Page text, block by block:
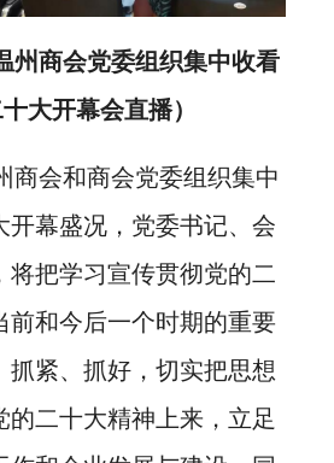
州商会党委组织集中收看
大开幕会直播）
商会和商会党委组织集中
开幕盛况，党委书记、会
将把学习宣传贯彻党的二
前和今后一个时期的重要
紧、抓好，切实把思想
二十大精神上来，立足